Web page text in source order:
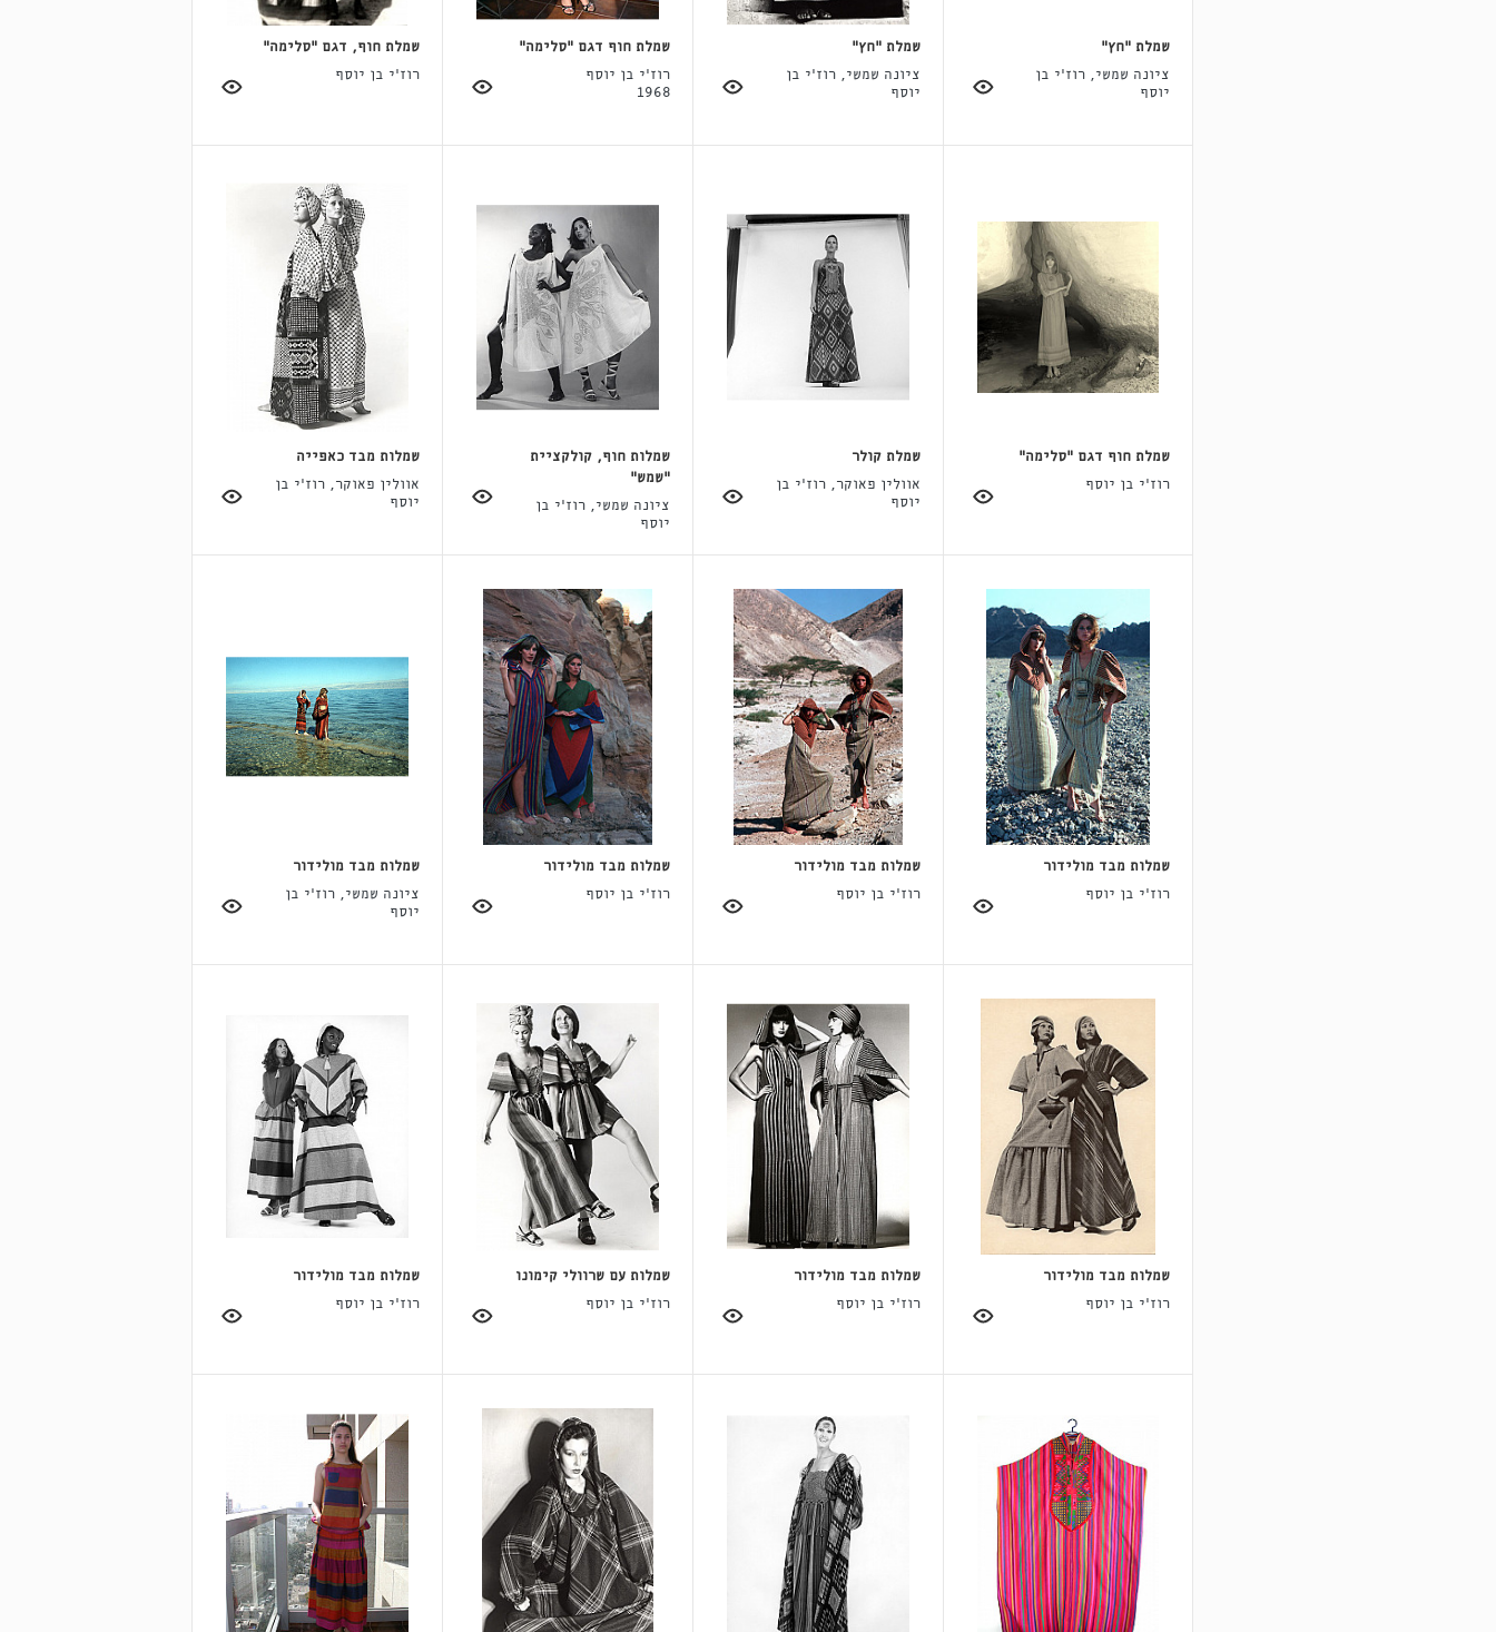
שמלת "חץ"
ציונה שמשי, רוז'י בן
יוסף
שמלת "חץ"
ציונה שמשי, רוז'י בן
יוסף
שמלת חוף דגם "סלימה"
רוז'י בן יוסף
1968
שמלת חוף, דגם "סלימה"
רוז'י בן יוסף
שמלת חוף דגם "סלימה"
רוז'י בן יוסף
שמלת קולר
אוולין פאוקר, רוז'י בן
יוסף
שמלות חוף, קולקציית
"שמש"
ציונה שמשי, רוז'י בן
יוסף
שמלות מבד כאפייה
אוולין פאוקר, רוז'י בן
יוסף
שמלות מבד מולידור
רוז'י בן יוסף
שמלות מבד מולידור
רוז'י בן יוסף
שמלות מבד מולידור
רוז'י בן יוסף
שמלות מבד מולידור
ציונה שמשי, רוז'י בן
יוסף
שמלות מבד מולידור
רוז'י בן יוסף
שמלות מבד מולידור
רוז'י בן יוסף
שמלות עם שרוולי קימונו
רוז'י בן יוסף
שמלות מבד מולידור
רוז'י בן יוסף